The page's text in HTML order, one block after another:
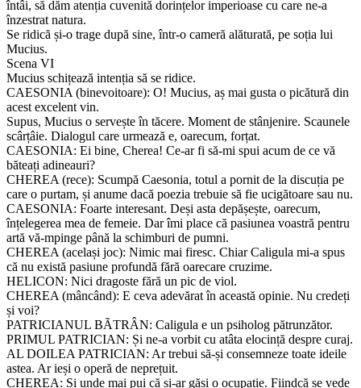
întâi, să dăm atenția cuvenită dorințelor imperioase cu care ne-a
înzestrat natura.
Se ridică și-o trage după sine, într-o cameră alăturată, pe soția lui
Mucius.
Scena VI
Mucius schițează intenția să se ridice.
CAESONIA (binevoitoare): O! Mucius, aș mai gusta o picătură din
acest excelent vin.
Supus, Mucius o servește în tăcere. Moment de stânjenire. Scaunele
scârțâie. Dialogul care urmează e, oarecum, forțat.
CAESONIA: Ei bine, Cherea! Ce-ar fi să-mi spui acum de ce vă
băteați adineauri?
CHEREA (rece): Scumpă Caesonia, totul a pornit de la discuția pe
care o purtam, și anume dacă poezia trebuie să fie ucigătoare sau nu.
CAESONIA: Foarte interesant. Deși asta depășește, oarecum,
înțelegerea mea de femeie. Dar îmi place că pasiunea voastră pentru
artă vă-mpinge până la schimburi de pumni.
CHEREA (același joc): Nimic mai firesc. Chiar Caligula mi-a spus
că nu există pasiune profundă fără oarecare cruzime.
HELICON: Nici dragoste fără un pic de viol.
CHEREA (mâncând): E ceva adevărat în această opinie. Nu credeți
și voi?
PATRICIANUL BÃTRÂN: Caligula e un psiholog pătrunzător.
PRIMUL PATRICIAN: Și ne-a vorbit cu atâta elocință despre curaj.
AL DOILEA PATRICIAN: Ar trebui să-și consemneze toate ideile
astea. Ar ieși o operă de neprețuit.
CHEREA: Și unde mai pui că și-ar găsi o ocupație. Fiindcă se vede